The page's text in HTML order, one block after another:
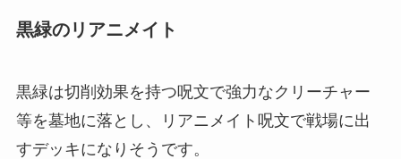
黒緑のリアニメイト
黒緑は切削効果を持つ呪文で強力なクリーチャー
等を墓地に落とし、リアニメイト呪文で戦場に出
すデッキになりそうです。